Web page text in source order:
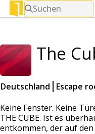
Suchen
The
Deutschland Escape
Keine Fenster. Keine
THE CUBE. Ist es
entkommen, der auf